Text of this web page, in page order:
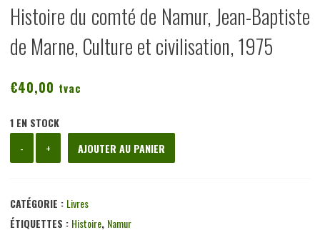
Histoire du comté de Namur, Jean-Baptiste
de Marne, Culture et civilisation, 1975
€40,00 tvac
1 EN STOCK
-
de
du
comté
+ AJOUTER AU PANIER
CATÉGORIE : Livres
ÉTIQUETTES : Histoire, Namur